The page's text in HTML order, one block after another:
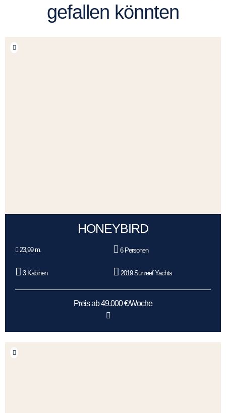
gefallen könnten
HONEYBIRD
23,99 m. 6 Personen
3 Kabinen 2019 Sunreef Yachts
Preis ab 49.000 €/Woche